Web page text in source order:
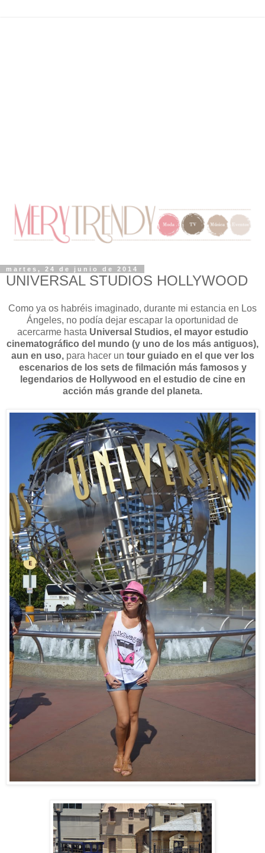
martes, 24 de junio de 2014
UNIVERSAL STUDIOS HOLLYWOOD
Como ya os habréis imaginado, durante mi estancia en Los
Ángeles, no podía dejar escapar la oportunidad de
acercarme hasta Universal Studios, el mayor estudio
cinematográfico del mundo (y uno de los más antiguos),
aun en uso, para hacer un tour guiado en el que ver los
escenarios de los sets de filmación más famosos y
legendarios de Hollywood en el estudio de cine en
acción más grande del planeta.